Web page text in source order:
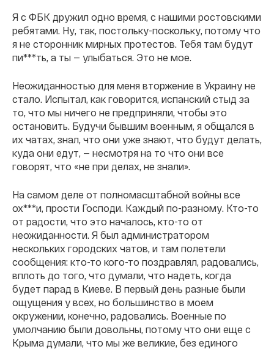
Я с ФБК дружил одно время, с нашими ростовскими
ребятами. Ну, так, постольку-поскольку, потому что
я не сторонник мирных протестов. Тебя там будут
пи***ть, а ты — улыбаться. Это не мое.
Неожиданностью для меня вторжение в Украину не
стало. Испытал, как говорится, испанский стыд за
то, что мы ничего не предприняли, чтобы это
остановить. Будучи бывшим военным, я общался в
их чатах, знал, что они уже знают, что будут делать,
куда они едут, — несмотря на то что они все
говорят, что «не при делах, не знали».
На самом деле от полномасштабной войны все
ох***и, прости Господи. Каждый по-разному. Кто-то
от радости, что это началось, кто-то от
неожиданности. Я был администратором
нескольких городских чатов, и там полетели
сообщения: кто-то кого-то поздравлял, радовались,
вплоть до того, что думали, что надеть, когда
будет парад в Киеве. В первый день разные были
ощущения у всех, но большинство в моем
окружении, конечно, радовались. Военные по
умолчанию были довольны, потому что они еще с
Крыма думали, что мы же великие, без единого